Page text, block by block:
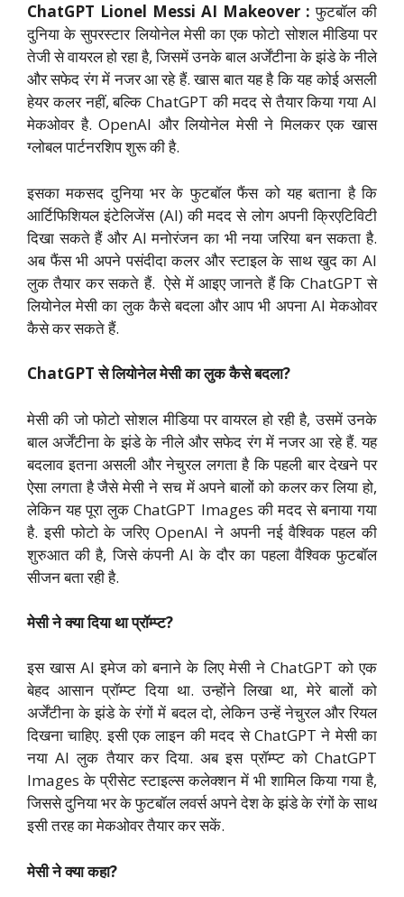
ChatGPT Lionel Messi AI Makeover :फुटबॉल की
दुनिया के सुपरस्टार लियोनेल मेसी का एक फोटो सोशल मीडिया पर
तेजी से वायरल हो रहा है, जिसमें उनके बाल अर्जेंटीना के झंडे के नीले
और सफेद रंग में नजर आ रहे हैं. खास बात यह है कि यह कोई असली
हेयर कलर नहीं, बल्कि ChatGPT की मदद से तैयार किया गया AI
मेकओवर है. OpenAI और लियोनेल मेसी ने मिलकर एक खास
ग्लोबल पार्टनरशिप शुरू की है.
इसका मकसद दुनिया भर के फुटबॉल फैंस को यह बताना है कि
आर्टिफिशियल इंटेलिजेंस (AI) की मदद से लोग अपनी क्रिएटिविटी
दिखा सकते हैं और AI मनोरंजन का भी नया जरिया बन सकता है.
अब फैंस भी अपने पसंदीदा कलर और स्टाइल के साथ खुद का AI
लुक तैयार कर सकते हैं. ऐसे में आइए जानते हैं कि ChatGPT से
लियोनेल मेसी का लुक कैसे बदला और आप भी अपना AI मेकओवर
कैसे कर सकते हैं.
ChatGPT से लियोनेल मेसी का लुक कैसे बदला?
मेसी की जो फोटो सोशल मीडिया पर वायरल हो रही है, उसमें उनके
बाल अर्जेंटीना के झंडे के नीले और सफेद रंग में नजर आ रहे हैं. यह
बदलाव इतना असली और नेचुरल लगता है कि पहली बार देखने पर
ऐसा लगता है जैसे मेसी ने सच में अपने बालों को कलर कर लिया हो,
लेकिन यह पूरा लुक ChatGPT Images की मदद से बनाया गया
है. इसी फोटो के जरिए OpenAI ने अपनी नई वैश्विक पहल की
शुरुआत की है, जिसे कंपनी AI के दौर का पहला वैश्विक फुटबॉल
सीजन बता रही है.
मेसी ने क्या दिया था प्रॉम्प्ट?
इस खास AI इमेज को बनाने के लिए मेसी ने ChatGPT को एक
बेहद आसान प्रॉम्प्ट दिया था. उन्होंने लिखा था, मेरे बालों को
अर्जेंटीना के झंडे के रंगों में बदल दो, लेकिन उन्हें नेचुरल और रियल
दिखना चाहिए. इसी एक लाइन की मदद से ChatGPT ने मेसी का
नया AI लुक तैयार कर दिया. अब इस प्रॉम्प्ट को ChatGPT
Images के प्रीसेट स्टाइल्स कलेक्शन में भी शामिल किया गया है,
जिससे दुनिया भर के फुटबॉल लवर्स अपने देश के झंडे के रंगों के साथ
इसी तरह का मेकओवर तैयार कर सकें.
मेसी ने क्या कहा?